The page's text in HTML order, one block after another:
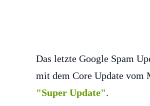
Das letzte Google Spam
mit dem Core Update vom
"Super Update".